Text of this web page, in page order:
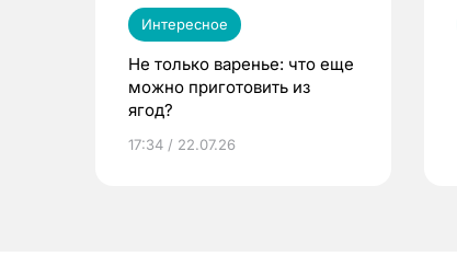
Интересное
Не только варенье: что еще
можно приготовить из
ягод?
17:34 / 22.07.26